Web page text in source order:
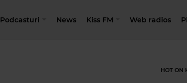
Podcasturi News Kiss FM Web radios
HOT ON